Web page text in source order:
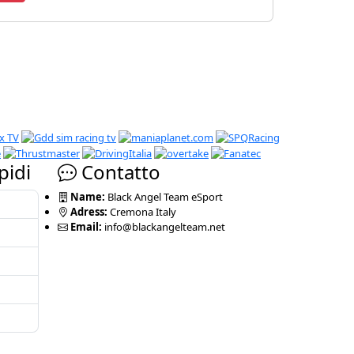
Contatto
Name: Black Angel Team eSport
Adress: Cremona Italy
Email: info@blackangelteam.net